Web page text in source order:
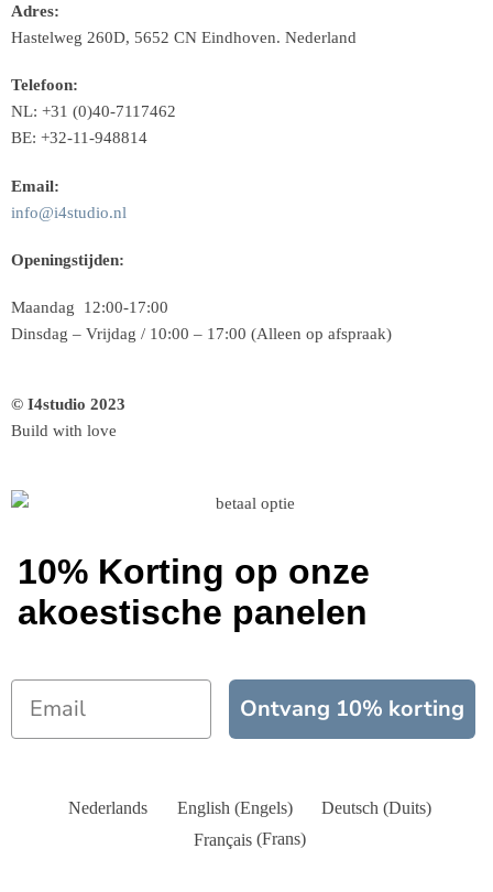
Adres:
Hastelweg 260D, 5652 CN Eindhoven. Nederland
Telefoon:
NL: +31 (0)40-7117462
BE: +32-11-948814
Email:
info@i4studio.nl
Openingstijden:
Maandag 12:00-17:00
Dinsdag – Vrijdag / 10:00 – 17:00 (Alleen op afspraak)
© I4studio 2023
Build with love
10% Korting op onze
akoestische panelen
Ontvang 10% korting
Nederlands English (Engels) Deutsch (Duits)
Français (Frans)